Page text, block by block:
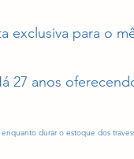
exclusiva para o
27 anos
durar o estoque dos